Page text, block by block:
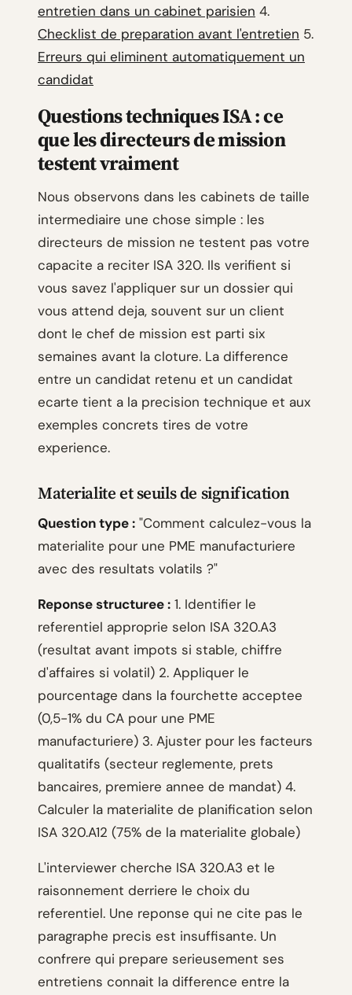
entretien dans un cabinet parisien 4.
Checklist de preparation avant l'entretien 5.
Erreurs qui eliminent automatiquement un
candidat
Questions techniques ISA : ce
que les directeurs de mission
testent vraiment
Nous observons dans les cabinets de taille
intermediaire une chose simple : les
directeurs de mission ne testent pas votre
capacite a reciter ISA 320. Ils verifient si
vous savez l'appliquer sur un dossier qui
vous attend deja, souvent sur un client
dont le chef de mission est parti six
semaines avant la cloture. La difference
entre un candidat retenu et un candidat
ecarte tient a la precision technique et aux
exemples concrets tires de votre
experience.
Materialite et seuils de signification
Question type : "Comment calculez-vous la
materialite pour une PME manufacturiere
avec des resultats volatils ?"
Reponse structuree : 1. Identifier le
referentiel approprie selon ISA 320.A3
(resultat avant impots si stable, chiffre
d'affaires si volatil) 2. Appliquer le
pourcentage dans la fourchette acceptee
(0,5-1% du CA pour une PME
manufacturiere) 3. Ajuster pour les facteurs
qualitatifs (secteur reglemente, prets
bancaires, premiere annee de mandat) 4.
Calculer la materialite de planification selon
ISA 320.A12 (75% de la materialite globale)
L'interviewer cherche ISA 320.A3 et le
raisonnement derriere le choix du
referentiel. Une reponse qui ne cite pas le
paragraphe precis est insuffisante. Un
confrere qui prepare serieusement ses
entretiens connait la difference entre la